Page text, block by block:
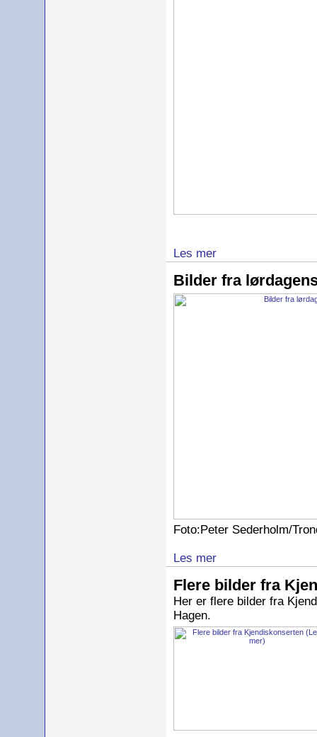
Les mer
Bilder fra
Foto:Peter Sederholm/
Les mer
Flere bilder fra
Her er flere bilder fra
Hagen.